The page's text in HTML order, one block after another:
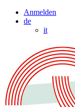
Anmelden
de
it